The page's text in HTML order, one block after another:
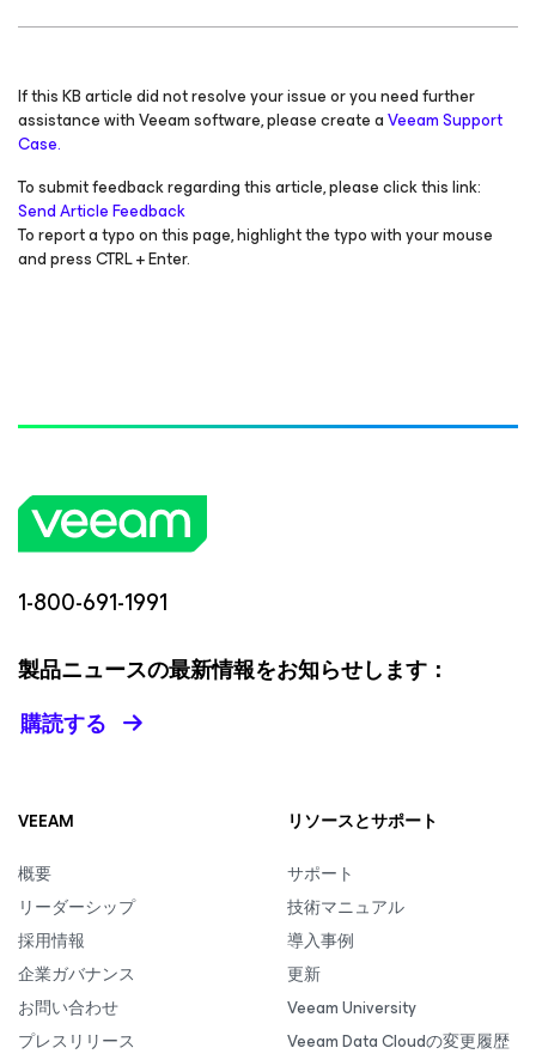
If this KB article did not resolve your issue or you need further
assistance with Veeam software, please create aVeeam Support
Case.
To submit feedback regarding this article, please click this link:
Send Article Feedback
To report a typo on this page, highlight the typo with your mouse
and press CTRL + Enter.
1-800-691-1991
製品ニュースの最新情報をお知らせします：
購読する
VEEAM
概要
リーダーシップ
採用情報
企業ガバナンス
お問い合わせ
プレスリリース
リソースとサポート
サポート
技術マニュアル
導入事例
更新
Veeam University
Veeam Data Cloudの変更履歴